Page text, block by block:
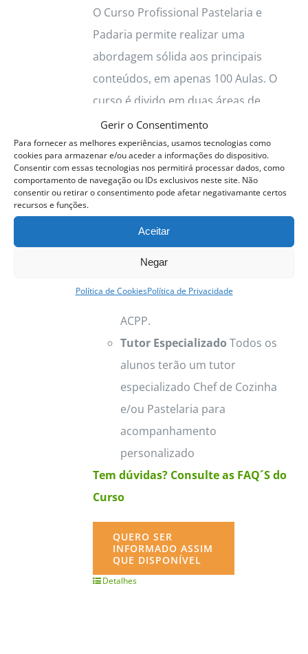
Gerir o Consentimento
Para fornecer as melhores experiências, usamos tecnologias como
cookies para armazenar e/ou aceder a informações do dispositivo.
Consentir com essas tecnologias nos permitirá processar dados, como
comportamento de navegação ou IDs exclusivos neste site. Não
consentir ou retirar o consentimento pode afetar negativamante certos
recursos e funções.
Aceitar
Negar
Política de CookiesPolítica de Privacidade
O Curso Profissional Pastelaria e
Padaria permite realizar uma
abordagem sólida aos principais
conteúdos, em apenas 100 Aulas. O
curso é divido em duas áreas de
atuaçãoPastelaria e Padaria
Aulas PastelariaAs aulas
Pastelaria são coordenadas por
Sara Sores , Chef Pastelaria
Aulas de Padaria
Cozinha são coordenadas por
Pastelaria/Padaria, Residente
ACPP.
Tutor Especializado Todos os
alunos terão um tutor
especializado Chef de Cozinha
e/ou Pastelaria para
acompanhamento
personalizado
Tem dúvidas? Consulte as FAQ´S do
Curso
QUERO SER
INFORMADO ASSIM
QUE DISPONÍVEL
Detalhes